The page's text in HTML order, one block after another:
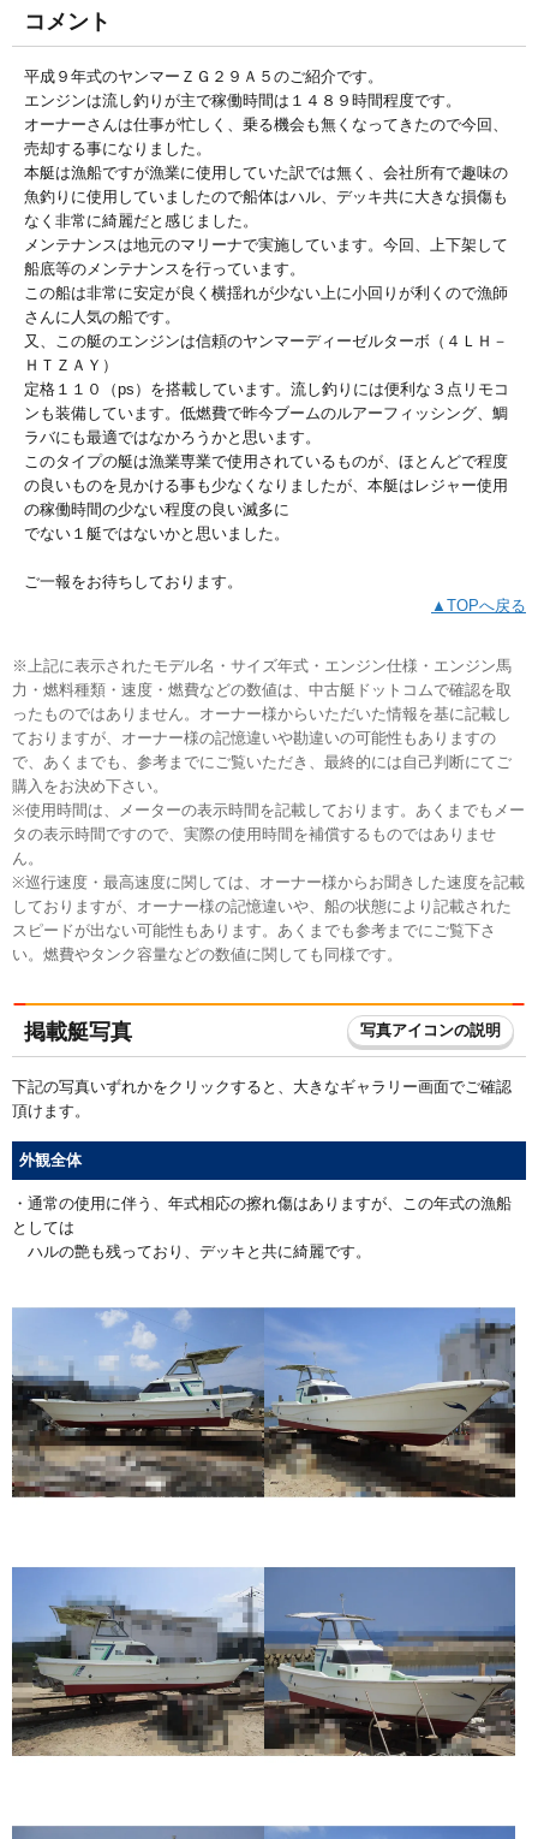
コメント
平成９年式のヤンマーＺＧ２９Ａ５のご紹介です。
エンジンは流し釣りが主で稼働時間は１４８９時間程度です。
オーナーさんは仕事が忙しく、乗る機会も無くなってきたので今回、
売却する事になりました。
本艇は漁船ですが漁業に使用していた訳では無く、会社所有で趣味の
魚釣りに使用していましたので船体はハル、デッキ共に大きな損傷も
なく非常に綺麗だと感じました。
メンテナンスは地元のマリーナで実施しています。今回、上下架して
船底等のメンテナンスを行っています。
この船は非常に安定が良く横揺れが少ない上に小回りが利くので漁師
さんに人気の船です。
又、この艇のエンジンは信頼のヤンマーディーゼルターボ（４ＬＨ－
ＨＴＺＡＹ）
定格１１０（ps）を搭載しています。流し釣りには便利な３点リモコ
ンも装備しています。低燃費で昨今ブームのルアーフィッシング、鯛
ラバにも最適ではなかろうかと思います。
このタイプの艇は漁業専業で使用されているものが、ほとんどで程度
の良いものを見かける事も少なくなりましたが、本艇はレジャー使用
の稼働時間の少ない程度の良い滅多に
でない１艇ではないかと思いました。
ご一報をお待ちしております。
▲TOPへ戻る
※上記に表示されたモデル名・サイズ年式・エンジン仕様・エンジン馬
力・燃料種類・速度・燃費などの数値は、中古艇ドットコムで確認を取
ったものではありません。オーナー様からいただいた情報を基に記載し
ておりますが、オーナー様の記憶違いや勘違いの可能性もありますの
で、あくまでも、参考までにご覧いただき、最終的には自己判断にてご
購入をお決め下さい。
※使用時間は、メーターの表示時間を記載しております。あくまでもメー
タの表示時間ですので、実際の使用時間を補償するものではありませ
ん。
※巡行速度・最高速度に関しては、オーナー様からお聞きした速度を記載
しておりますが、オーナー様の記憶違いや、船の状態により記載された
スピードが出ない可能性もあります。あくまでも参考までにご覧下さ
い。燃費やタンク容量などの数値に関しても同様です。
掲載艇写真 写真アイコンの説明
下記の写真いずれかをクリックすると、大きなギャラリー画面でご確認
頂けます。
外観全体
・通常の使用に伴う、年式相応の擦れ傷はありますが、この年式の漁船
としては
ハルの艶も残っており、デッキと共に綺麗です。